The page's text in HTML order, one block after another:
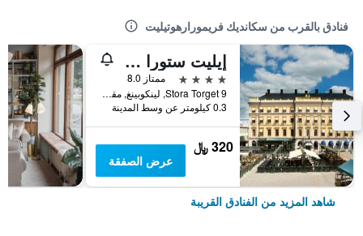
فنادق بالقرب من سكانديك فريمورارهوتيليت
إيليت ستورا هوتيليت لينكوبينج
4 نجوم
ممتاز 8.0
Stora Torget 9, لينكوبينغ, مقاطعة أوسترغوتلاند, السويد
0.3 كيلومتر عن وسط المدينة
320 ﷼
عرض الصفقة
شاهد المزيد من الفنادق القريبة